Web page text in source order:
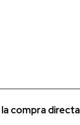
la compra directa